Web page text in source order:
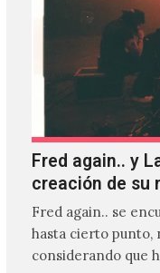
Fred again.. y
creación de su
Fred again.. se
hasta cierto punto,
considerando que